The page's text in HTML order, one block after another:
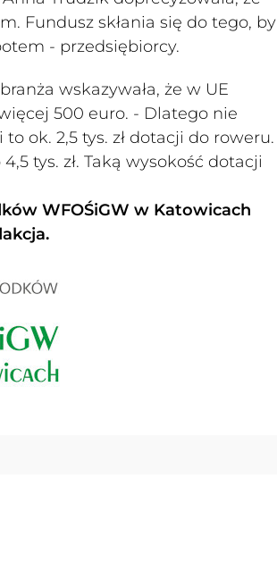
Fundusz skłania się do tego, by
- przedsiębiorcy.
wskazywała, że w UE
500 euro. - Dlatego nie
ok. 2,5 tys. zł dotacji do roweru.
tys. zł. Taką wysokość dotacji
WFOŚiGW w Katowicach